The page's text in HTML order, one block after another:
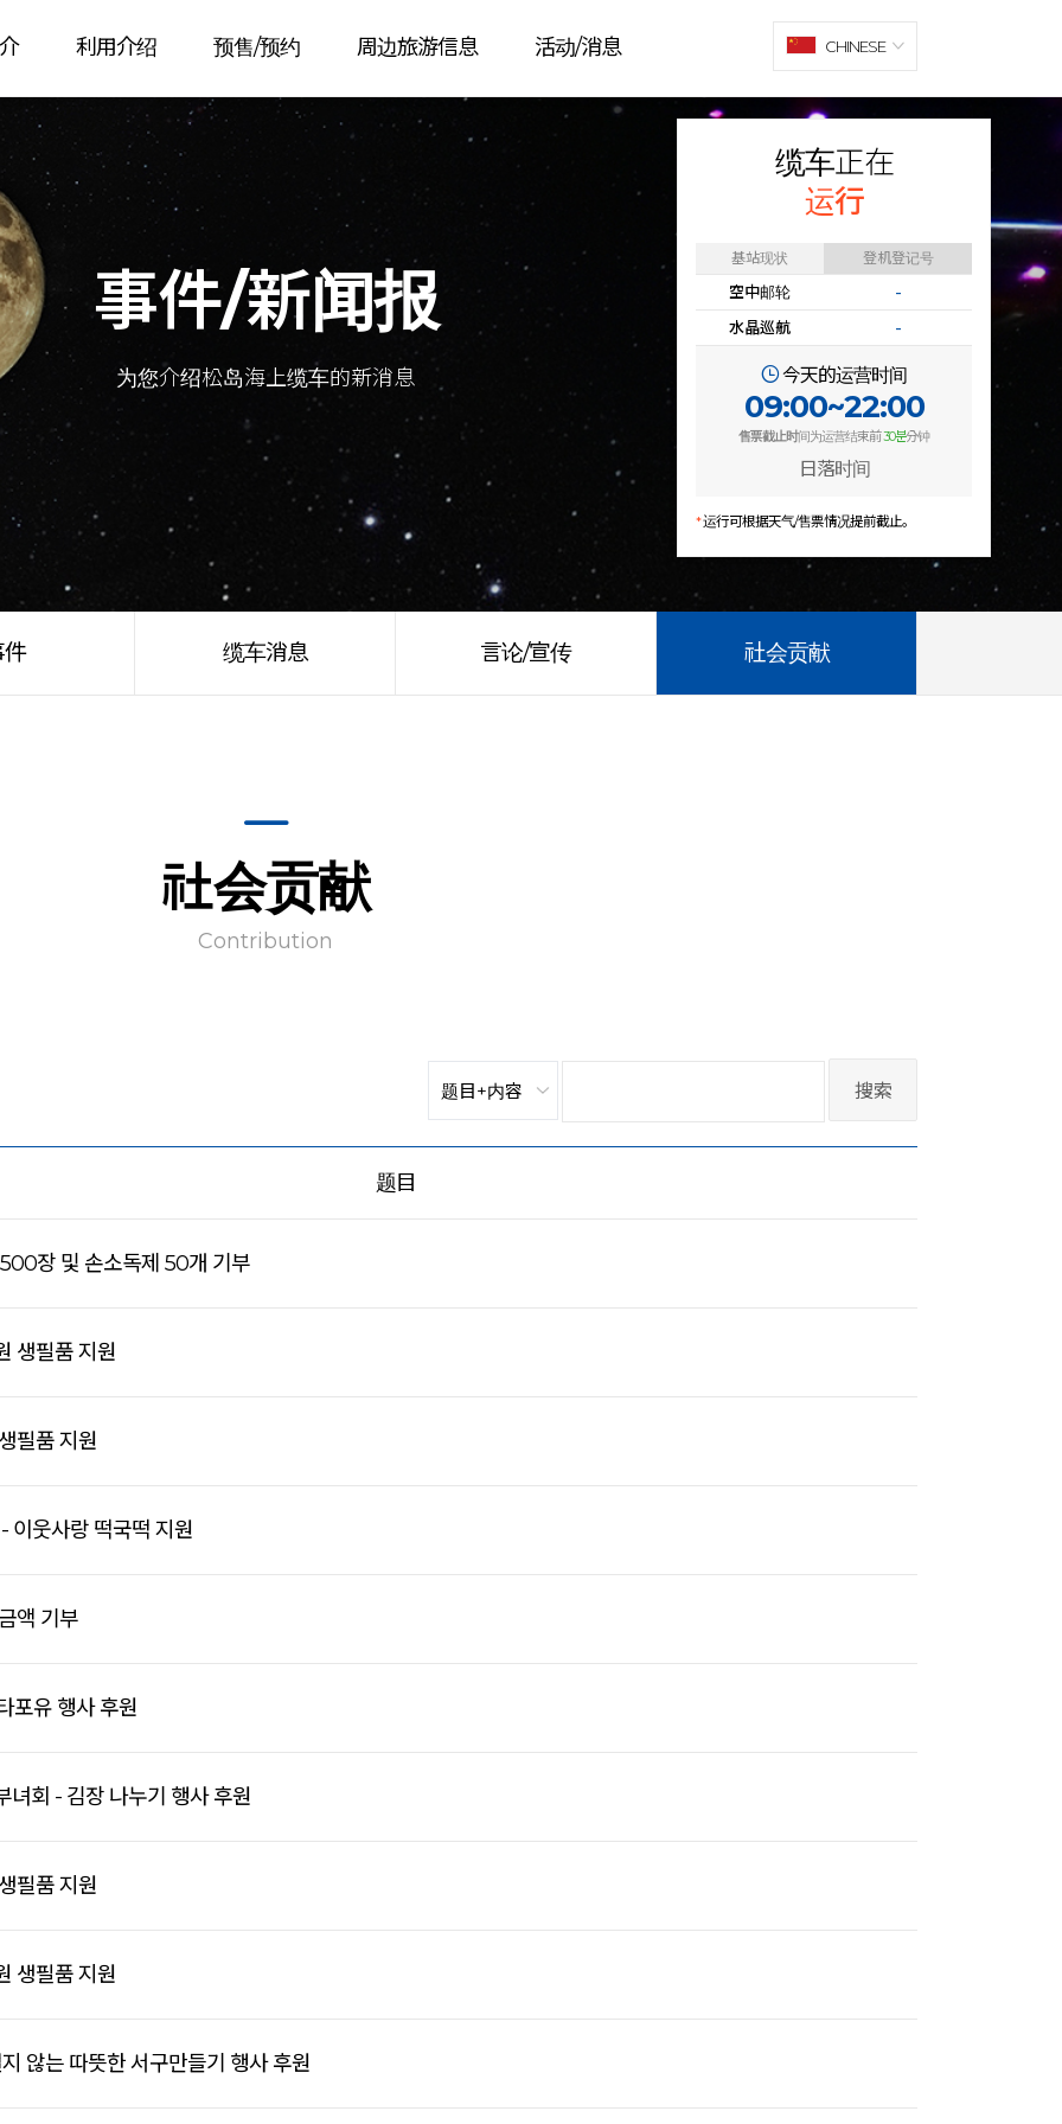
缆车正在
运行
基站现状 登机登记号
空中邮轮
-
水晶巡航
-
今天的运营时间
09:00~22:00
售票截止时间为运营结束前30분分钟
日落时间
*运行可根据天气/售票情况提前截止。
利用介绍 预售/预约 周边旅游信息 活动/消息 CHINESE
事件/新闻报
为您介绍松岛海上缆车的新消息
缆车消息 言论/宣传 社会贡献
社会贡献
Contribution
题目
장 및 손소독제 50개 기부
생필품 지원
필품 지원
이웃사랑 떡국떡 지원
액 기부
포유 행사 후원
녀회 - 김장 나누기 행사 후원
필품 지원
생필품 지원
않는 따뜻한 서구만들기 행사 후원